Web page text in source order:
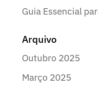
Guia Essencial
Arquivo
Outubro 2025
Março 2025